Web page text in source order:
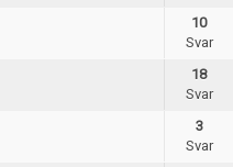
10
Svar
18
Svar
3
Svar